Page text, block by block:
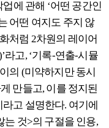
에 관해 ‘어떤 공간인
어떤 여지도 주지 않
처럼 2차원의 레이어
라고, ‘기록-연출-시뮬
의 (미약하지만 동시
만들고, 이를 정지된
고 설명한다. 여기에
는 것>의 구절을 인용,